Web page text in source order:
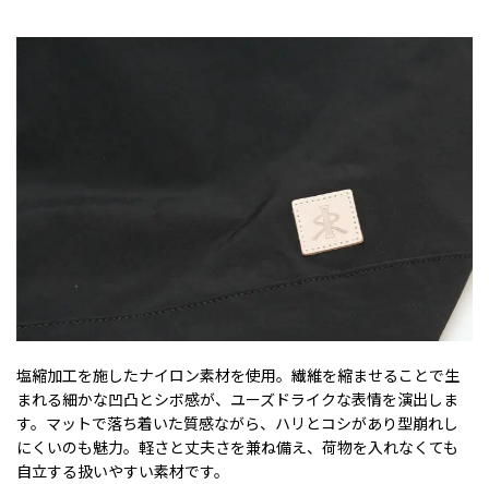
塩縮加工を施したナイロン素材を使用。繊維を縮ませることで生
まれる細かな凹凸とシボ感が、ユーズドライクな表情を演出しま
す。マットで落ち着いた質感ながら、ハリとコシがあり型崩れし
にくいのも魅力。軽さと丈夫さを兼ね備え、荷物を入れなくても
自立する扱いやすい素材です。